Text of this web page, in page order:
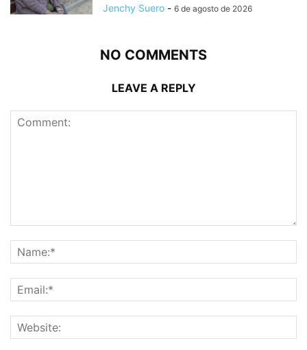
Jenchy Suero - 6 de agosto de 2026
NO COMMENTS
LEAVE A REPLY